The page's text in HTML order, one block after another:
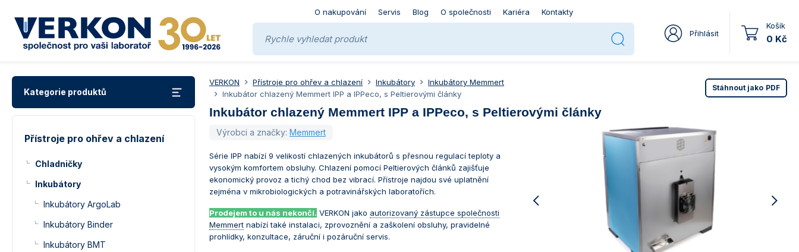
O nakupování Servis Blog O společnosti Kariéra Kontakty
Přihlásit
Košík
0 Kč
Kategorie produktů
Přístroje pro ohřev a chlazení
Chladničky
Inkubátory
Inkubátory ArgoLab
Inkubátory Binder
Inkubátory BMT
VERKON Přístroje pro ohřev a chlazení Inkubátory
Inkubátory Memmert
Inkubátor chlazený Memmert IPP a IPPeco, s Peltierovými články
Stáhnout jako PDF
Inkubátor chlazený Memmert IPP a IPPeco, s Peltierovými články
Výrobci a značky: Memmert
Série IPP nabízí 9 velikostí chlazených inkubátorů s přesnou regulací teploty a
vysokým komfortem obsluhy. Chlazení pomocí Peltierových článků zajišťuje
ekonomický provoz a tichý chod bez vibrací. Přístroje najdou své uplatnění
zejména v mikrobiologických a potravinářských laboratořích.
Prodejem to u nás nekončí. VERKON jako autorizovaný zástupce společnosti
Memmert nabízí také instalaci, zprovoznění a zaškolení obsluhy, pravidelné
prohlídky, konzultace, záruční i pozáruční servis.